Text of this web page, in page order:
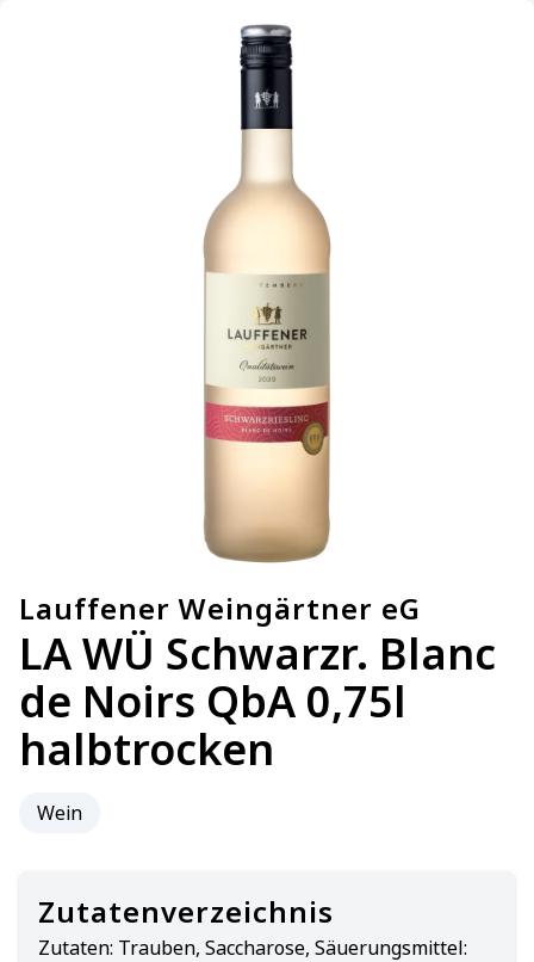
Lauffener Weingärtner eG
LA WÜ Schwarzr. Blanc
de Noirs QbA 0,75l
halbtrocken
Wein
Zutatenverzeichnis
Zutaten: Trauben, Saccharose, Säuerungsmittel: